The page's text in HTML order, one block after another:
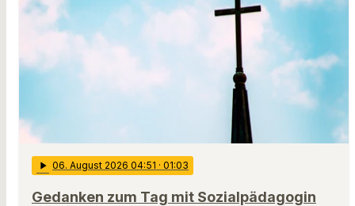
play_arrow 06. August 2026 04:51 · 01:03
Gedanken zum Tag mit Sozialpädagogin